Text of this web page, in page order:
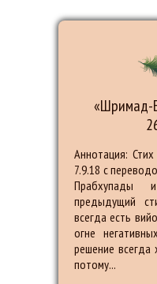
«Шримад-
Аннотация:
7.9.18 с
предыдущий
всегда есть
огне
решение всегда
потому...